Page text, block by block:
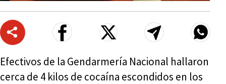
Efectivos de la Gendarmería Nacional hallaron
cerca de 4 kilos de cocaína escondidos en los